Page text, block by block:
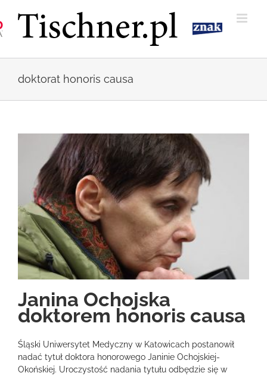
zawartości
doktorat honoris causa
Janina Ochojska
doktorem honoris causa
Śląski Uniwersytet Medyczny w Katowicach postanowił
nadać tytuł doktora honorowego Janinie Ochojskiej-
Okońskiej. Uroczystość nadania tytułu odbędzie się w